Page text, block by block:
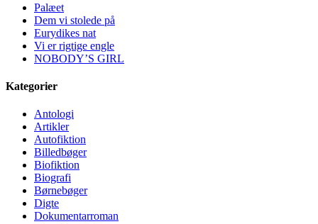
Palæet
Dem vi stolede på
Eurydikes nat
Vi er rigtige engle
NOBODY’S GIRL
Kategorier
Antologi
Artikler
Autofiktion
Billedbøger
Biofiktion
Biografi
Børnebøger
Digte
Dokumentarroman